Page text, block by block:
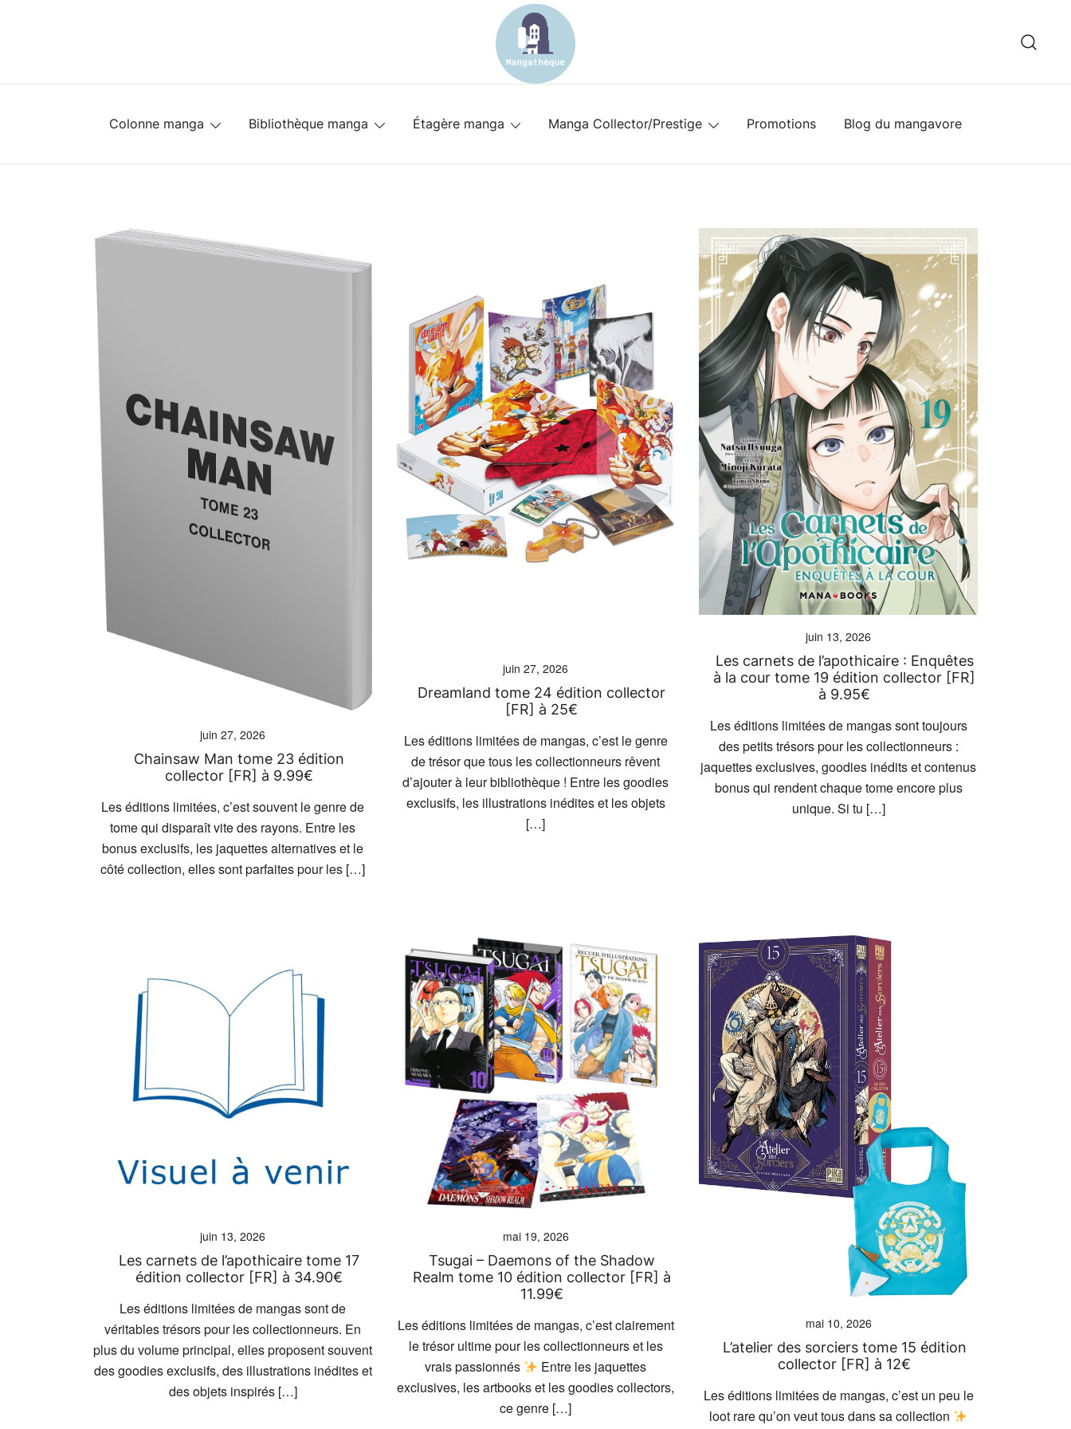
Colonne manga Bibliothèque manga Étagère manga Manga Collector/Prestige Promotions Blog du mangavore
juin 27, 2026
Chainsaw Man tome 23 édition
collector [FR] à 9.99€
Les éditions limitées, c’est souvent le genre de
tome qui disparaît vite des rayons. Entre les
bonus exclusifs, les jaquettes alternatives et le
côté collection, elles sont parfaites pour les […]
juin 27, 2026
Dreamland tome 24 édition collector
[FR] à 25€
Les éditions limitées de mangas, c’est le genre
de trésor que tous les collectionneurs rêvent
d’ajouter à leur bibliothèque ! Entre les goodies
exclusifs, les illustrations inédites et les objets
[…]
juin 13, 2026
Les carnets de l’apothicaire : Enquêtes
à la cour tome 19 édition collector [FR]
à 9.95€
Les éditions limitées de mangas sont toujours
des petits trésors pour les collectionneurs :
jaquettes exclusives, goodies inédits et contenus
bonus qui rendent chaque tome encore plus
unique. Si tu […]
juin 13, 2026
Les carnets de l’apothicaire tome 17
édition collector [FR] à 34.90€
Les éditions limitées de mangas sont de
véritables trésors pour les collectionneurs. En
plus du volume principal, elles proposent souvent
des goodies exclusifs, des illustrations inédites et
des objets inspirés […]
mai 19, 2026
Tsugai – Daemons of the Shadow
Realm tome 10 édition collector [FR] à
11.99€
Les éditions limitées de mangas, c’est clairement
le trésor ultime pour les collectionneurs et les
vrais passionnés
Entre les jaquettes
exclusives, les artbooks et les goodies collectors,
ce genre […]
mai 10, 2026
L’atelier des sorciers tome 15 édition
collector [FR] à 12€
Les éditions limitées de mangas, c’est un peu le
loot rare qu’on veut tous dans sa collection